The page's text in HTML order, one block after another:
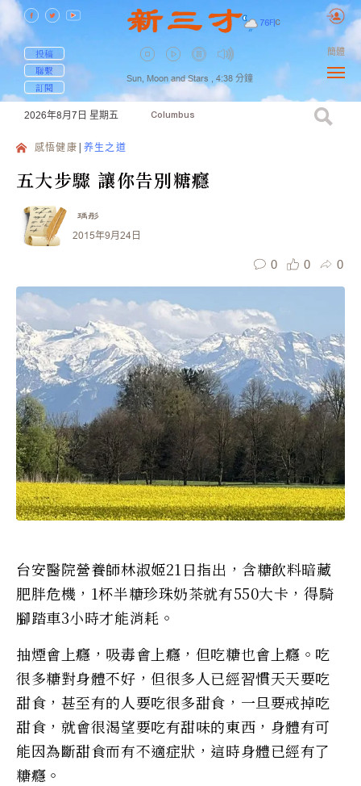
76F| C
投稿
聯繫
訂閱
Sun, Moon and Stars , 4:38 分鐘
簡體
2026年8月7日 星期五 Columbus
感悟健康 养生之道
五大步驟 讓你告別糖癮
瑀彤
2015年9月24日
0 0 0
台安醫院營養師林淑姬21日指出，含糖飲料暗藏
肥胖危機，1杯半糖珍珠奶茶就有550大卡，得騎
腳踏車3小時才能消耗。
抽煙會上癮，吸毒會上癮，但吃糖也會上癮。吃
很多糖對身體不好，但很多人已經習慣天天要吃
甜食，甚至有的人要吃很多甜食，一旦要戒掉吃
甜食，就會很渴望要吃有甜味的東西，身體有可
能因為斷甜食而有不適症狀，這時身體已經有了
糖癮。